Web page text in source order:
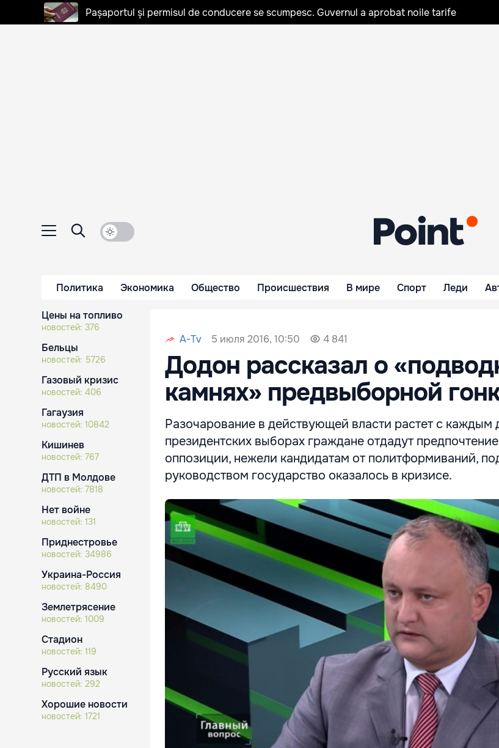
Pașaportul și permisul de conducere se scumpesc. Guvernul a aprobat noile tarife
Политика Экономика Общество Происшествия В мире Спорт Леди
Цены на топливо
новостей: 376
Бельцы
новостей: 5726
Газовый кризис
новостей: 406
Гагаузия
новостей: 10842
Кишинев
новостей: 767
ДТП в Молдове
новостей: 7818
Нет войне
новостей: 131
Приднестровье
новостей: 34986
Украина-Россия
новостей: 8490
Землетрясение
новостей: 1009
Стадион
новостей: 119
Русский язык
новостей: 292
Хорошие новости
новостей: 1721
A-Tv 5 июля 2016, 10:50 4 841
Додон рассказал о
камнях» предвыборной
Разочарование в действующей власти растет с каждым
президентских выборах граждане отдадут
оппозиции, нежели кандидатам от политформиваний,
руководством государство оказалось в кризисе.